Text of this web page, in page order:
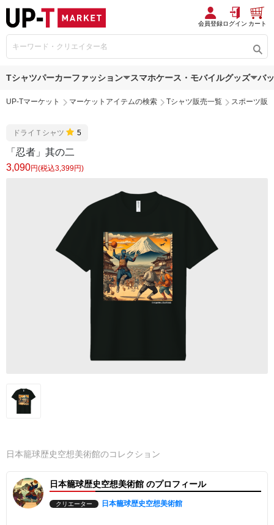
会員登録ログイン カート
Tシャツパーカーファッション スマホケース・モバイルグッズ バ
UP-Tマーケット マーケットアイテムの検索 Tシャツ販売一覧 スポーツ販
ドライＴシャツ 5
「忍者」其の二
3,090円(税込3,399円)
日本籠球歴史空想美術館のコレクション
日本籠球歴史空想美術館 のプロフィール
クリエーター 日本籠球歴史空想美術館